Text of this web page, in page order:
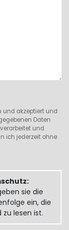
und akzeptiert und
Daten
und
ich jederzeit ohne
sie die
ein, die
zu lesen ist.